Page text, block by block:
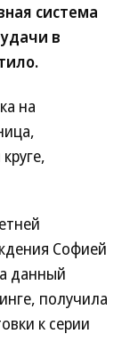
система
в
на
Софией
данный
получила
к серии